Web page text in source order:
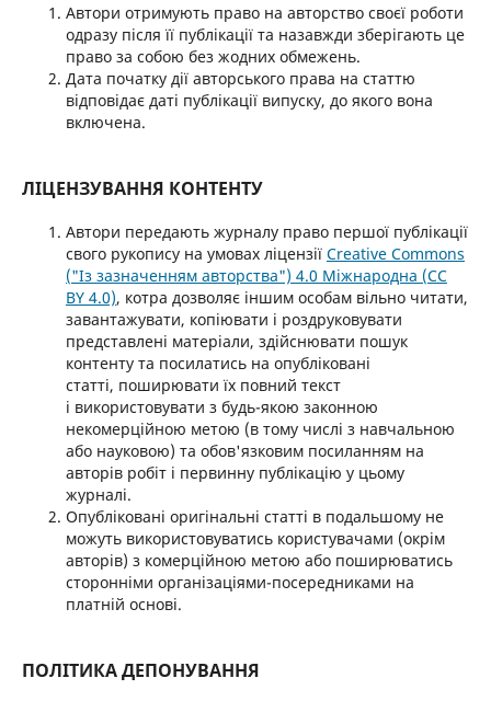
Автори отримують право на авторство своєї роботи
одразу після її публікації та назавжди зберігають це
право за собою без жодних обмежень.
Дата початку дії авторського права на статтю
відповідає даті публікації випуску, до якого вона
включена.
ЛІЦЕНЗУВАННЯ КОНТЕНТУ
Автори передають журналу право першої публікації
свого рукопису на умовах ліцензії Creative Commons
("Із зазначенням авторства") 4.0 Міжнародна (CC
BY 4.0), котра дозволяє іншим особам вільно читати,
завантажувати, копіювати і роздруковувати
представлені матеріали, здійснювати пошук
контенту та посилатись на опубліковані
статті, поширювати їх повний текст
і використовувати з будь-якою законною
некомерційною метою (в тому числі з навчальною
або науковою) та обов'язковим посиланням на
авторів робіт і первинну публікацію у цьому
журналі.
Опубліковані оригінальні статті в подальшому не
можуть використовуватись користувачами (окрім
авторів) з комерційною метою або поширюватись
сторонніми організаціями-посередниками на
платній основі.
ПОЛІТИКА ДЕПОНУВАННЯ